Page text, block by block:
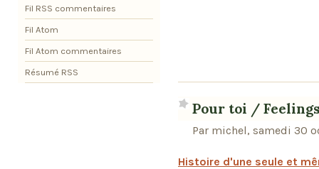
Pour toi /
Par michel, samedi 30
Histoire d'une seule et
Fil RSS commentaires
Fil Atom
Fil Atom commentaires
Résumé RSS